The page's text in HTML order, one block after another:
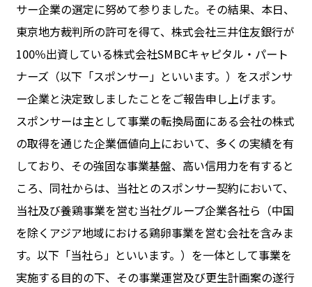
サー企業の選定に努めて参りました。その結果、本日、
東京地方裁判所の許可を得て、株式会社三井住友銀行が
100％出資している株式会社SMBCキャピタル・パート
ナーズ（以下「スポンサー」といいます。）をスポンサ
ー企業と決定致しましたことをご報告申し上げます。
スポンサーは主として事業の転換局面にある会社の株式
の取得を通じた企業価値向上において、多くの実績を有
しており、その強固な事業基盤、高い信用力を有すると
ころ、同社からは、当社とのスポンサー契約において、
当社及び養鶏事業を営む当社グループ企業各社ら（中国
を除くアジア地域における鶏卵事業を営む会社を含みま
す。以下「当社ら」といいます。）を一体として事業を
実施する目的の下、その事業運営及び更生計画案の遂行